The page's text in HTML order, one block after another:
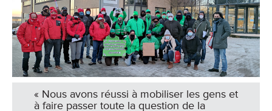
« Nous avons réussi à mobiliser les gens et
à faire passer toute la question de la